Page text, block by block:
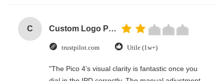
C Custom Logo Paper Cardboard Packing Folding White / Black / Rose Gold Luxury Magnetic Gift Box with Ribbon Closure
trustpilot.com Utile (1w+)
"The Pico 4's visual clarity is fantastic once you